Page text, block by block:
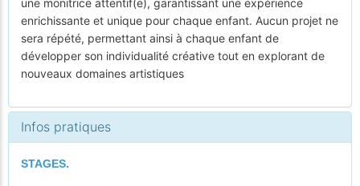
une monitrice attentif(e), garantissant une expérience
enrichissante et unique pour chaque enfant. Aucun projet ne
sera répété, permettant ainsi à chaque enfant de
développer son individualité créative tout en explorant de
nouveaux domaines artistiques
Infos pratiques
STAGES.